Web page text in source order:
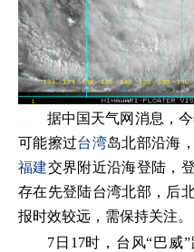
据中国天气网消息，
可能擦过台湾岛北部沿海
福建交界附近沿海登陆，
存在先登陆台湾北部，后
报时效较远，需保持关注。
7日17时，台风“巴威